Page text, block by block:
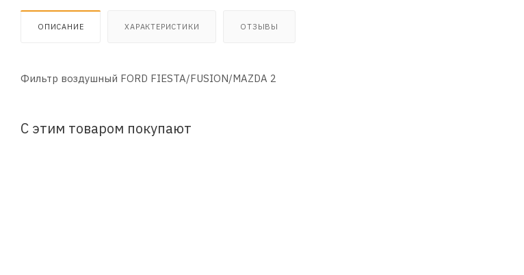
ОПИСАНИЕ ХАРАКТЕРИСТИКИ ОТЗЫВЫ
Фильтр воздушный FORD FIESTA/FUSION/MAZDA 2
С этим товаром покупают